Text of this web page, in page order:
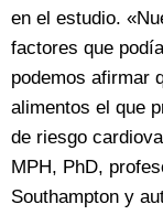
en el estudio.
factores que
podemos afirmar
alimentos el que
de riesgo
MPH, PhD,
Southampton y